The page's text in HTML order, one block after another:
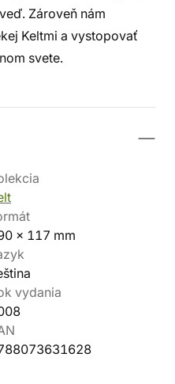
Zároveň nám
Keltmi a vystopovať
svete.
x 117 mm
vydania